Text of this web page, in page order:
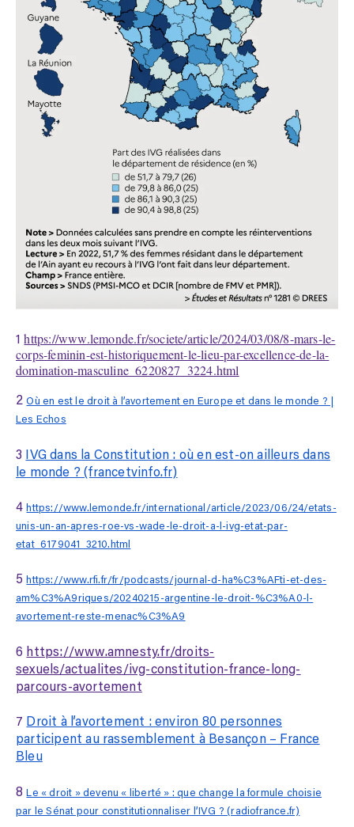
1 https://www.lemonde.fr/societe/article/2024/03/08/8-mars-le-
corps-feminin-est-historiquement-le-lieu-par-excellence-de-la-
domination-masculine_6220827_3224.html
2 Où en est le droit à l’avortement en Europe et dans le monde ? |
Les Echos
3 IVG dans la Constitution : où en est-on ailleurs dans
le monde ? (francetvinfo.fr)
4 https://www.lemonde.fr/international/article/2023/06/24/etats-
unis-un-an-apres-roe-vs-wade-le-droit-a-l-ivg-etat-par-
etat_6179041_3210.html
5 https://www.rfi.fr/fr/podcasts/journal-d-ha%C3%AFti-et-des-
am%C3%A9riques/20240215-argentine-le-droit-%C3%A0-l-
avortement-reste-menac%C3%A9
6 https://www.amnesty.fr/droits-
sexuels/actualites/ivg-constitution-france-long-
parcours-avortement
7 Droit à l’avortement : environ 80 personnes
participent au rassemblement à Besançon – France
Bleu
8 Le « droit » devenu « liberté » : que change la formule choisie
par le Sénat pour constitutionnaliser l’IVG ? (radiofrance.fr)